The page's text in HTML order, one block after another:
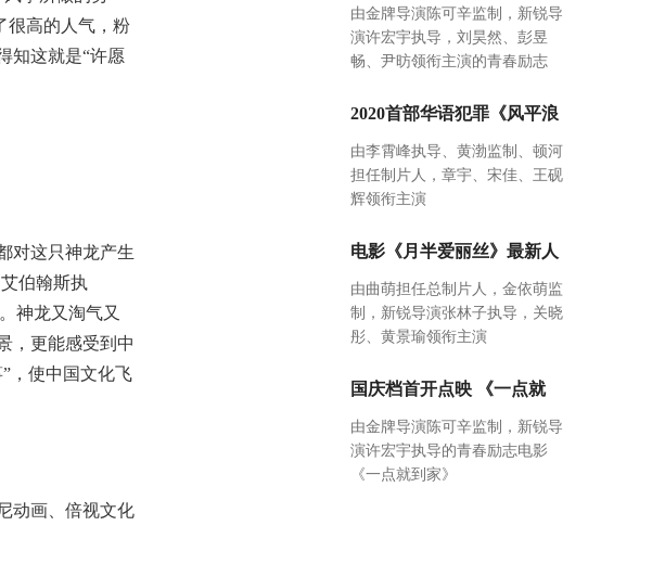
很高的人气，粉
知这就是“许愿
对这只神龙产生
伯翰斯执
神龙又淘气又
，更能感受到中
，使中国文化飞
动画、倍视文化
由金牌导演陈可辛监制，新锐导
演许宏宇执导，刘昊然、彭昱
畅、尹昉领衔主演的青春励志
2020首部华语犯罪《风平浪
由李霄峰执导、黄渤监制、顿河
担任制片人，章宇、宋佳、王砚
辉领衔主演
电影《月半爱丽丝》最新人
由曲萌担任总制片人，金依萌监
制，新锐导演张林子执导，关晓
彤、黄景瑜领衔主演
国庆档首开点映 《一点就
由金牌导演陈可辛监制，新锐导
演许宏宇执导的青春励志电影
《一点就到家》